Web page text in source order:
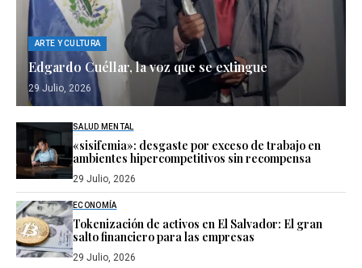
ARTE Y CULTURA
Edgardo Cuéllar, la voz que se extingue
29 Julio, 2026
SALUD MENTAL
«sisifemia»: desgaste por exceso de trabajo en
ambientes hipercompetitivos sin recompensa
29 Julio, 2026
ECONOMÍA
Tokenización de activos en El Salvador: El gran
salto financiero para las empresas
29 Julio, 2026